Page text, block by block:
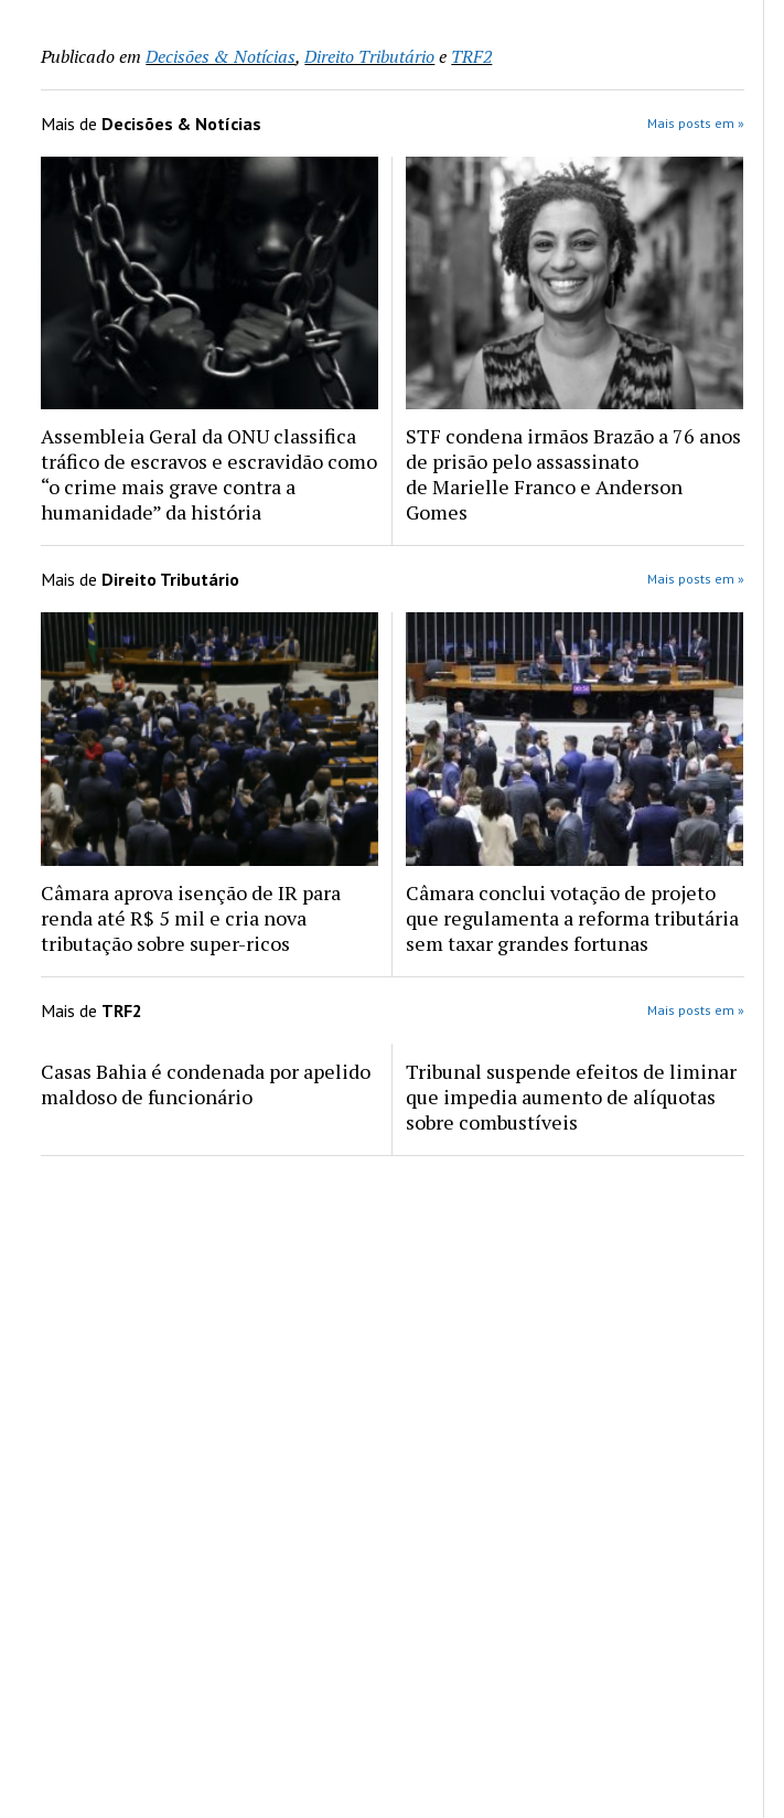
Publicado em Decisões & Notícias,Direito Tributárioe TRF2
Mais de Decisões & Notícias Mais posts em »
Assembleia Geral da ONU classifica
tráfico de escravos e escravidão como
“o crime mais grave contra a
humanidade” da história
STF condena irmãos Brazão a 76 anos
de prisão pelo assassinato
de Marielle Franco e Anderson
Gomes
Mais de Direito Tributário Mais posts em »
Câmara aprova isenção de IR para
renda até R$ 5 mil e cria nova
tributação sobre super-ricos
Câmara conclui votação de projeto
que regulamenta a reforma tributária
sem taxar grandes fortunas
Mais de TRF2 Mais posts em »
Casas Bahia é condenada por apelido
maldoso de funcionário
Tribunal suspende efeitos de liminar
que impedia aumento de alíquotas
sobre combustíveis